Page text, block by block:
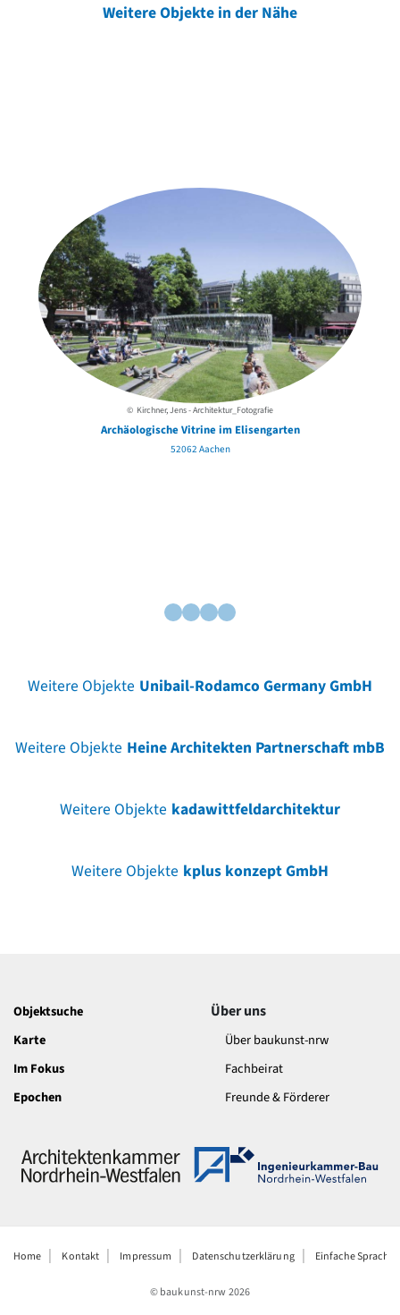
Weitere Objekte in der Nähe
© Kirchner, Jens - Architektur_Fotografie
Archäologische Vitrine im Elisengarten
52062 Aachen
Weitere Objekte Unibail-Rodamco Germany GmbH
Weitere Objekte Heine Architekten Partnerschaft mbB
Weitere Objekte kadawittfeldarchitektur
Weitere Objekte kplus konzept GmbH
Objektsuche
Karte
Im Fokus
Epochen
Über uns
Über baukunst-nrw
Fachbeirat
Freunde & Förderer
Home Kontakt Impressum Datenschutzerklärung Einfache Sprache
© baukunst-nrw2026